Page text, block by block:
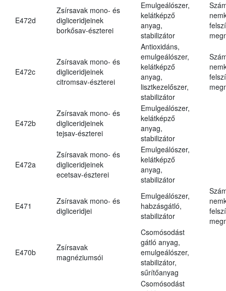
E472d
Zsírsavak mono- és
digliceridjeinek
borkősav-észterei
Emulgeálószer,
kelátképző
anyag,
stabilizátor
E472c
Zsírsavak mono- és
digliceridjeinek
citromsav-észterei
Antioxidáns,
emulgeálószer,
kelátképző
anyag,
lisztkezelőszer,
stabilizátor
E472b
Zsírsavak mono- és
digliceridjeinek
tejsav-észterei
Emulgeálószer,
kelátképző
anyag,
stabilizátor
E472a
Zsírsavak mono- és
digliceridjeinek
ecetsav-észterei
Emulgeálószer,
kelátképző
anyag,
stabilizátor
E471
Zsírsavak mono- és
digliceridjei
Emulgeálószer,
habzásgátló,
stabilizátor
E470b
Zsírsavak
magnéziumsói
Csomósodást
gátló anyag,
emulgeálószer,
stabilizátor,
sűrítőanyag
Csomósodást